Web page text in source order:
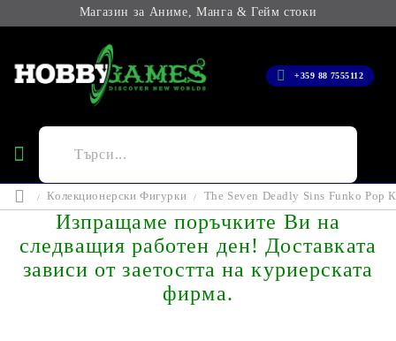
Магазин за Аниме, Манга & Гейм стоки
+359 88 7555112
Колекционерски Фигурки The Seven Deadly Sins Funko Pop
Изпращаме поръчките Ви на
следващия работен ден! Доставката
зависи от заетостта на куриерската
фирма.